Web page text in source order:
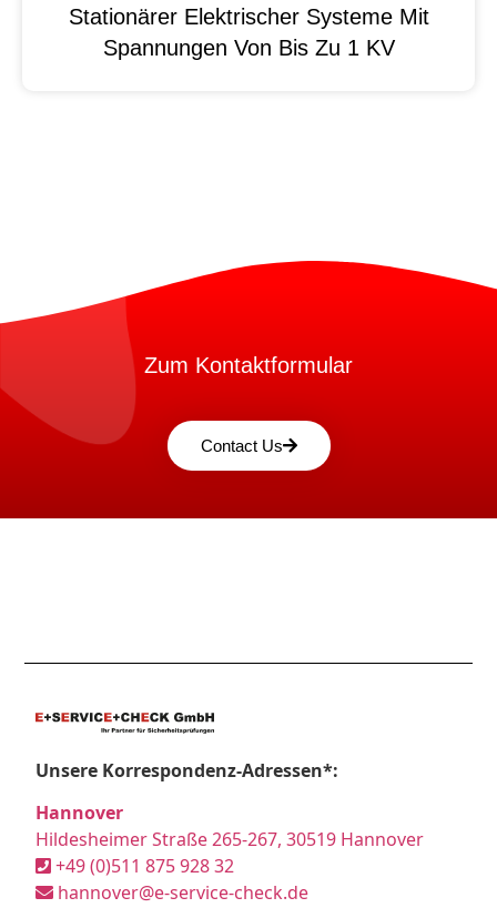
Stationärer Elektrischer Systeme Mit
Spannungen Von Bis Zu 1 KV
Zum Kontaktformular
Contact Us
Unsere Korrespondenz-Adressen*:
Hannover
Hildesheimer Straße 265-267, 30519 Hannover
+49 (0)511 875 928 32
hannover@e-service-check.de